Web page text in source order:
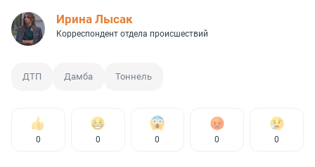
Ирина Лысак
Корреспондент отдела происшествий
ДТП Дамба Тоннель
0 0 0 0 0